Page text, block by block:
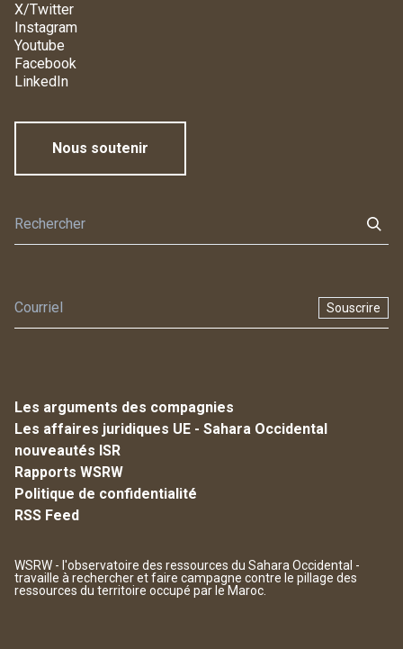
X/Twitter
Instagram
Youtube
Facebook
LinkedIn
Nous soutenir
Souscrire
Les arguments des compagnies
Les affaires juridiques UE - Sahara Occidental
nouveautés ISR
Rapports WSRW
Politique de confidentialité
RSS Feed
WSRW - l'observatoire des ressources du Sahara Occidental -
travaille à rechercher et faire campagne contre le pillage des
ressources du territoire occupé par le Maroc.